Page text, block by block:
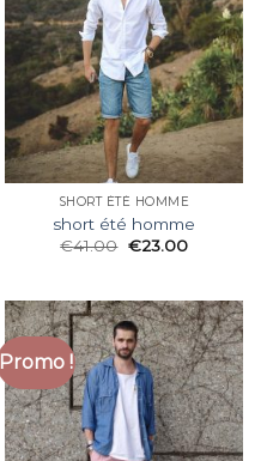
SHORT ÉTÉ HOMME
short été homme
€41.00 €23.00
Promo !